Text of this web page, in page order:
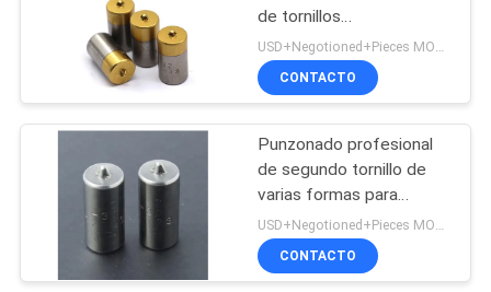
CITA
MAPA
SITIO
Atornille el segundo
sacador
73
de tornillos
personalizados HRC 60-
68 Dureza
USD+Negotioned+Pieces MOQ:30 Pieza/Piezas
CONTACTO
Punzonado profesional
de segundo tornillo de
varias formas para
herramientas de
fundición a presión
CONTACTO